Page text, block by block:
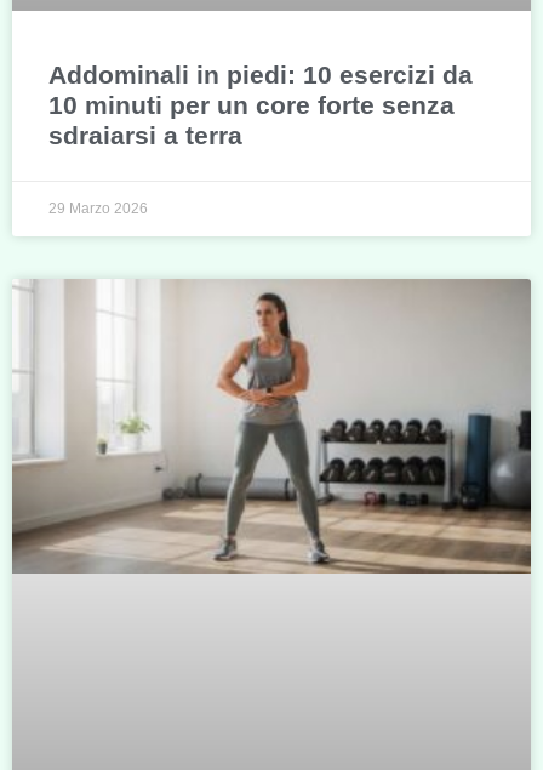
Addominali in piedi: 10 esercizi da
10 minuti per un core forte senza
sdraiarsi a terra
29 Marzo 2026